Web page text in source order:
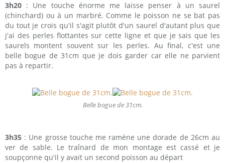
3h20 : Une touche énorme me laisse penser à un saurel
(chinchard) ou à un marbré. Comme le poisson ne se bat pas
du tout je crois qu'il s'agit plutôt d'un saurel d'autant plus que
j'ai des perles flottantes sur cette ligne et que je sais que les
saurels montent souvent sur les perles. Au final, c'est une
belle bogue de 31cm que je dois garder car elle ne parvient
pas à repartir.
Belle bogue de 31cm.
3h35 : Une grosse touche me ramène une dorade de 26cm au
ver de sable. Le traînard de mon montage est cassé et je
soupçonne qu'il y avait un second poisson au départ